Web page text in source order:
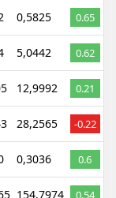
0,5825 0.65
5,0442 0.62
12,9992 0.21
28,2565 -0.22
0,3036 0.6
154,7974 0.54